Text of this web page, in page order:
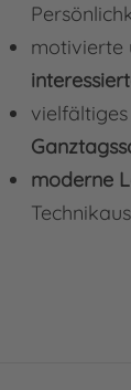
motivierte
moderne